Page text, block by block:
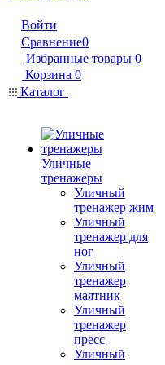
Войти
Сравнение0
Избранные товары 0
Корзина 0
Каталог
Уличные
тренажеры
Уличный
тренажер жим
Уличный
тренажер для
ног
Уличный
тренажер
маятник
Уличный
тренажер
пресс
Уличный